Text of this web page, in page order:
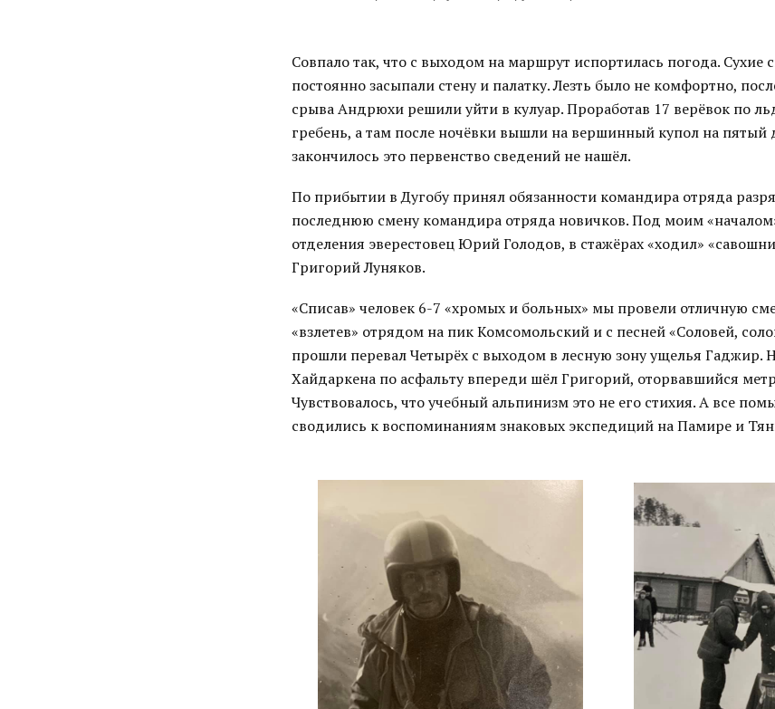
Совпало так, что с выходом на маршрут испортилась погода. Сухие
постоянно засыпали стену и палатку. Лезть было не комфортно,
срыва Андрюхи решили уйти в кулуар. Проработав 17 верёвок по
гребень, а там после ночёвки вышли на вершинный купол на пятый
закончилось это первенство сведений не нашёл.
По прибытии в Дугобу принял обязанности командира отряда
последнюю смену командира отряда новичков. Под моим
отделения эверестовец Юрий Голодов, в стажёрах «ходил»
Григорий Луняков.
«Списав» человек 6-7 «хромых и больных» мы провели отличную
«взлетев» отрядом на пик Комсомольский и с песней «Соловей,
прошли перевал Четырёх с выходом в лесную зону ущелья Гаджир.
Хайдаркена по асфальту впереди шёл Григорий, оторвавшийся
Чувствовалось, что учебный альпинизм это не его стихия. А все
сводились к воспоминаниям знаковых экспедиций на Памире и